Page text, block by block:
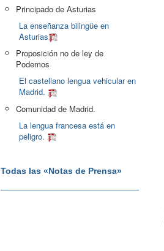
Principado de Asturias
La enseñanza bilingüe en
Asturias
Proposición no de ley de
Podemos
El castellano lengua vehicular en
Madrid.
Comunidad de Madrid.
La lengua francesa está en
peligro.
Todas las «Notas de Prensa»